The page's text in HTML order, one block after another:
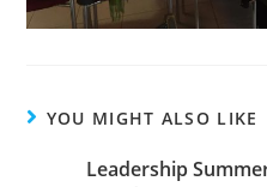
YOU MIGHT ALSO LIKE
Leadership